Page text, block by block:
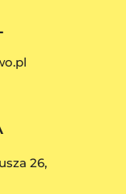
26,